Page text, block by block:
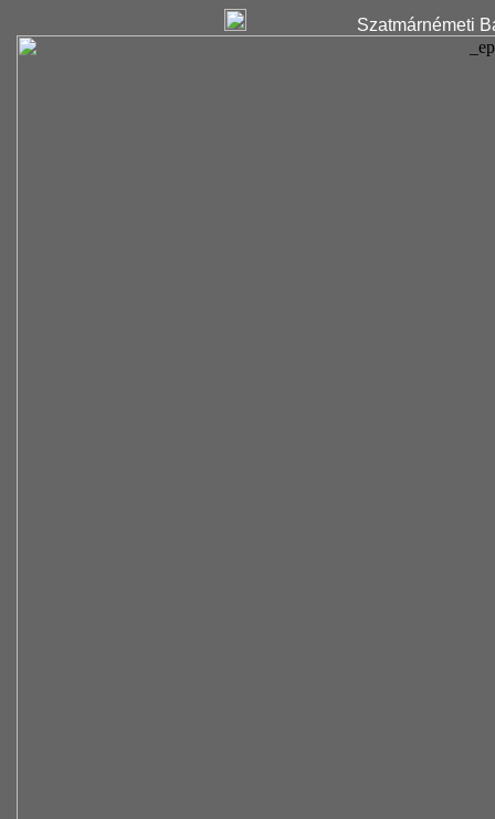
Szatmárnémeti